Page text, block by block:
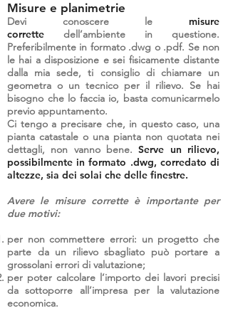
Misure e planimetrie
Devi conoscere le misure
corrette dell’ambiente in questione.
Preferibilmente in formato .dwg o .pdf. Se non
le hai a disposizione e sei fisicamente distante
dalla mia sede, ti consiglio di chiamare un
geometra o un tecnico per il rilievo. Se hai
bisogno che lo faccia io, basta comunicarmelo
previo appuntamento.
Ci tengo a precisare che, in questo caso, una
pianta catastale o una pianta non quotata nei
dettagli, non vanno bene.Serve un rilievo,
possibilmente in formato .dwg, corredato di
altezze, sia dei solai che delle finestre.
Avere le misure corrette è importante per
due motivi:
per non commettere errori: un progetto che
parte da un rilievo sbagliato può portare a
grossolani errori di valutazione;
per poter calcolare l’importo dei lavori precisi
da sottoporre all’impresa per la valutazione
economica.